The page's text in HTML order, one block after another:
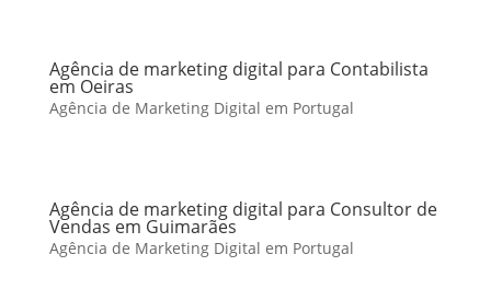
Agência de marketing digital para Contabilista
em Oeiras
Agência de Marketing Digital em Portugal
Agência de marketing digital para Consultor de
Vendas em Guimarães
Agência de Marketing Digital em Portugal